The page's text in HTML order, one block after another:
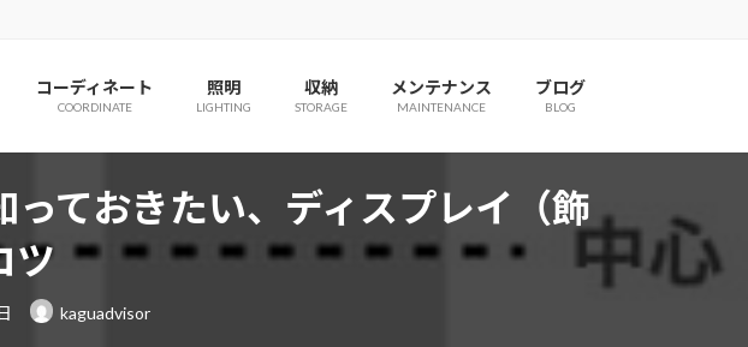
コーディネート
COORDINATE
照明
LIGHTING
収納
STORAGE
メンテナンス
MAINTENANCE
ブログ
BLOG
っておきたい、ディスプレイ（飾
ツ
kaguadvisor